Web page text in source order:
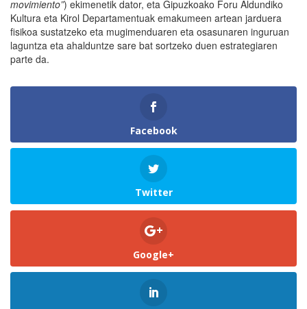
movimiento”) ekimenetik dator, eta Gipuzkoako Foru Aldundiko
Kultura eta Kirol Departamentuak emakumeen artean jarduera
fisikoa sustatzeko eta mugimenduaren eta osasunaren inguruan
laguntza eta ahalduntze sare bat sortzeko duen estrategiaren
parte da.
Facebook
Twitter
Google+